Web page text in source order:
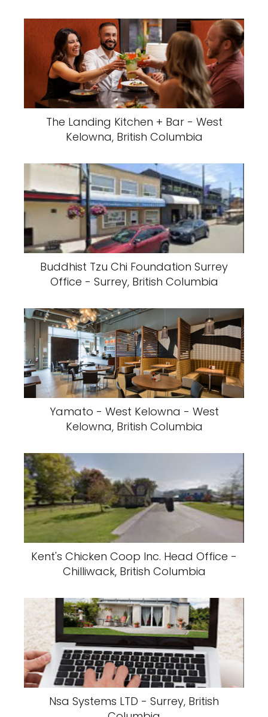
The Landing Kitchen + Bar - West
Kelowna, British Columbia
Buddhist Tzu Chi Foundation Surrey
Office - Surrey, British Columbia
Yamato - West Kelowna - West
Kelowna, British Columbia
Kent's Chicken Coop Inc. Head Office -
Chilliwack, British Columbia
Nsa Systems LTD - Surrey, British